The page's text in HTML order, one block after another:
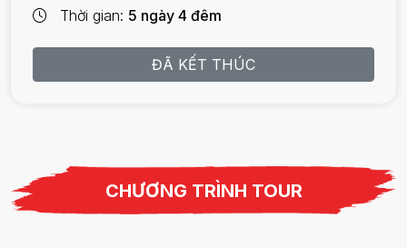
Thời gian 5 ngày 4 đêm
ĐÃ KẾT THÚC
CHƯƠNG TRÌNH TOUR